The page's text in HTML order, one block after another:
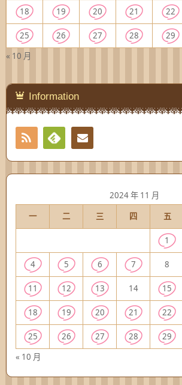
« 10 月
18 19 20 21 22
25 26 27 28 29
Information
RSS
Feedly
2024 年 11 月
一
二 三 四 五
« 10 月
1
4 5 6 7 8
11 12 13 14 15
18 19 20 21 22
25 26 27 28 29